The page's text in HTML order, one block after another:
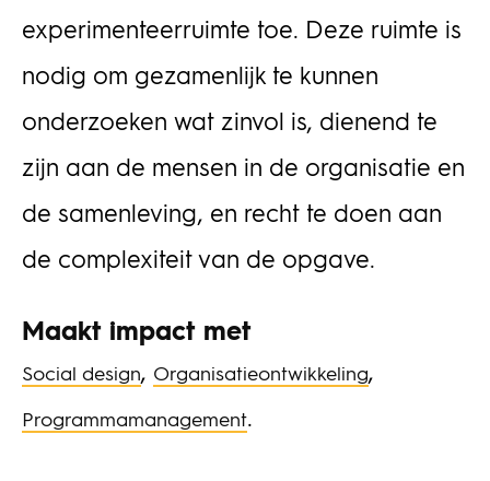
experimenteerruimte toe. Deze ruimte is
nodig om gezamenlijk te kunnen
onderzoeken wat zinvol is, dienend te
zijn aan de mensen in de organisatie en
de samenleving, en recht te doen aan
de complexiteit van de opgave.
Maakt impact met
Social design, Organisatieontwikkeling,
Programmamanagement.